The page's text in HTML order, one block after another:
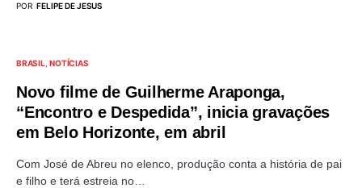
POR FELIPE DE JESUS
BRASIL NOTÍCIAS
Novo filme de Guilherme Araponga,
“Encontro e Despedida”, inicia gravações
em Belo Horizonte, em abril
Com José de Abreu no elenco, produção conta a história de pai
e filho e terá estreia no…